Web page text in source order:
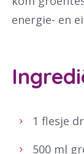
energie- en
1 flesje
500 ml